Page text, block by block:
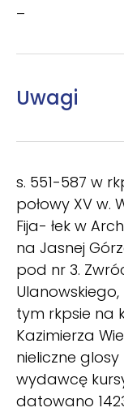
–
Uwagi
s. 551-587 w
połowy XV w.
Fija- łek w
na Jasnej
pod nr 3.
tym rkpsie na
Kazimierza
nieliczne
wydawcę
datowano